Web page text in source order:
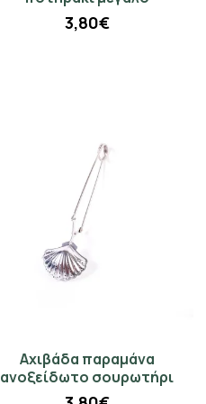
3,80€
Αχιβάδα παραμάνα
ανοξείδωτο σουρωτήρι